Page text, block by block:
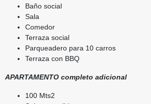
Baño social
Sala
Comedor
Terraza social
Parqueadero para 10 carros
Terraza con BBQ
APARTAMENTO completo adicional
100 Mts2